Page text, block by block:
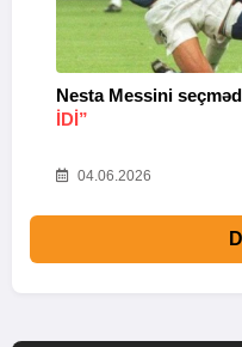
Nesta Messini
IDI”
04.06.2026